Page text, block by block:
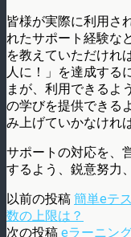
皆様が実際に利用さ
れたサポート経験な
を教えていただけれ
人に！」を達成する
まが、利用できるよ
の学びを提供できる
み上げていかなけれ
サポートの対応を、
するよう、鋭意努力
以前の投稿 簡単eテ
数の上限は？
次の投稿 eラーニン